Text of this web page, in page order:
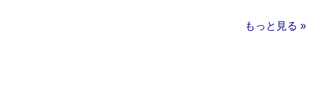
もっと見る »